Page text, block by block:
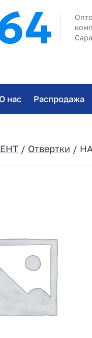
О нас Распродажа
/ Отвертки /